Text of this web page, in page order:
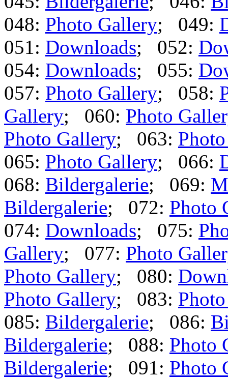
048: Photo Gallery; 049:
051: Downloads; 052:
054: Downloads; 055:
057: Photo Gallery; 058:
Gallery; 060: Photo
Photo Gallery; 063:
065: Photo Gallery; 066:
068: Bildergalerie; 069:
Bildergalerie; 072: Photo
074: Downloads; 075:
Gallery; 077: Photo
Photo Gallery; 080:
Photo Gallery; 083:
085: Bildergalerie; 086:
Bildergalerie; 088: Photo
Bildergalerie; 091: Photo